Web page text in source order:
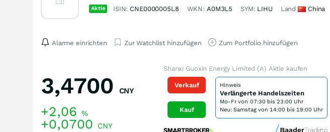
Aktie ISIN: CNE0000005L8 WKN: A0M3L5 SYM: LIHU Land China
Alarme einrichten Zur Watchlist hinzufügen Zum Portfolio hinzufügen
3,4700 CNY
+2,06 %
+0,0700 CNY
Shanxi Guoxin Energy Limited (A) Aktie kaufen
Verkauf
Kauf
Hinweis
Verlängerte Handelszeiten
Mo-Fr von 07:30 bis 23:00 Uhr
Neu: Samstag von 14:00 bis 19:00 Uhr